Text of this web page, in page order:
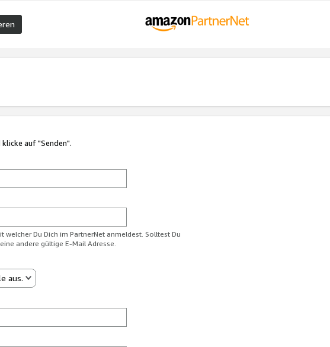
auf "Senden".
welcher Du Dich im PartnerNet anmeldest. Solltest Du
andere gültige E-Mail Adresse.
aus.